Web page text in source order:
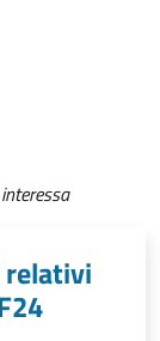
relativi